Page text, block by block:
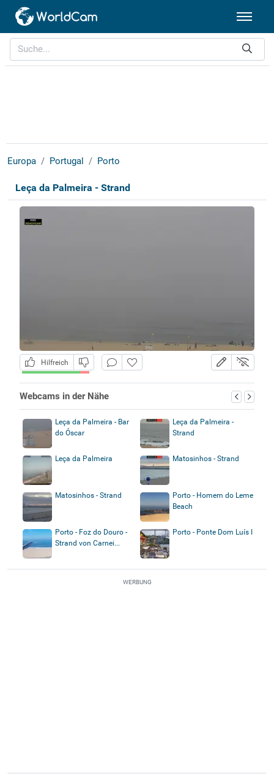
Europa Portugal Porto
Leça da Palmeira - Strand
Hilfreich
Webcams in der Nähe
Leça da Palmeira - Bar
do Óscar
Leça da Palmeira -
Strand
Leça da Palmeira Matosinhos - Strand
Matosinhos - Strand
Porto - Homem do Leme
Beach
Porto - Foz do Douro -
Strand von Carnei...
Porto - Ponte Dom Luís I
WERBUNG